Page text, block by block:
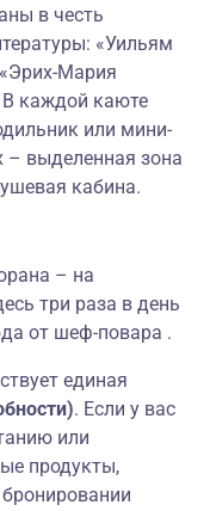
в честь
«Уильям
Мария
В каждой каюте
или мини-
– выделенная зона
кабина.
– на
три раза в день
от шеф-повара .
единая
. Если у вас
или
продукты,